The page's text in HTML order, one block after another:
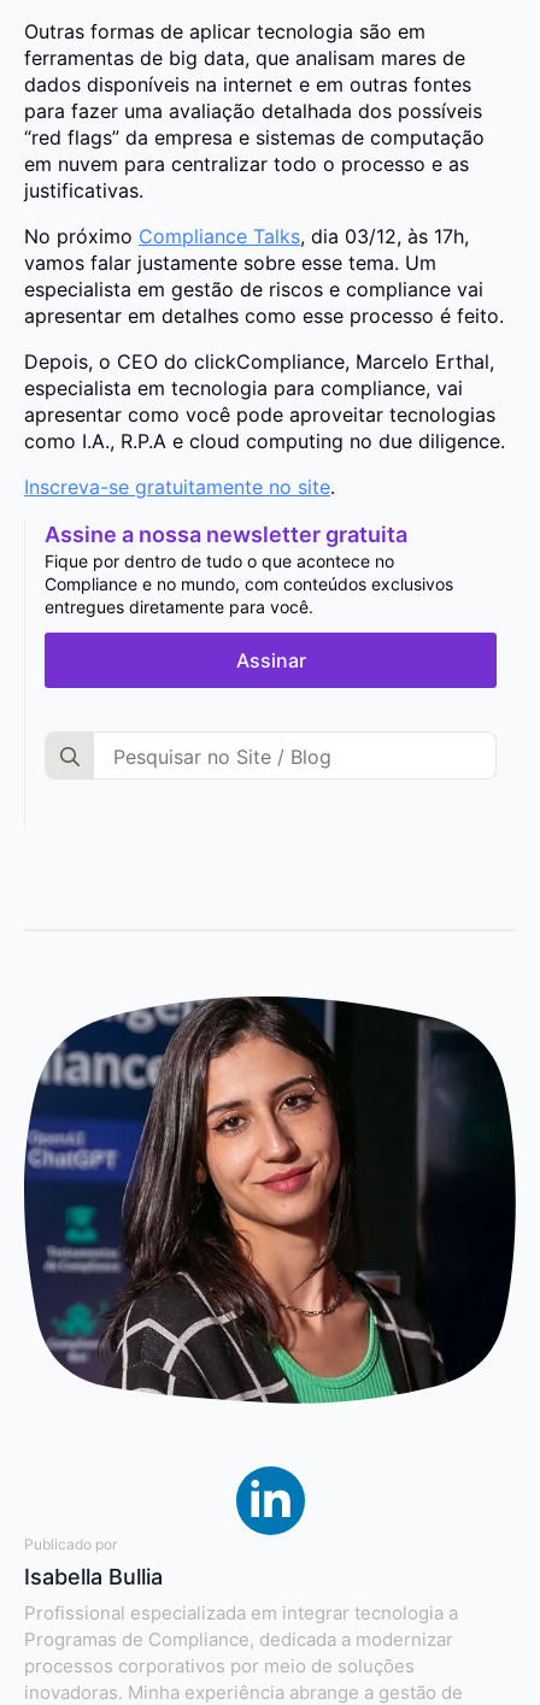
Outras formas de aplicar tecnologia são em
ferramentas de big data, que analisam mares de
dados disponíveis na internet e em outras fontes
para fazer uma avaliação detalhada dos possíveis
“red flags” da empresa e sistemas de computação
em nuvem para centralizar todo o processo e as
justificativas.
No próximo Compliance Talks, dia 03/12, às 17h,
vamos falar justamente sobre esse tema. Um
especialista em gestão de riscos e compliance vai
apresentar em detalhes como esse processo é feito.
Depois, o CEO do clickCompliance, Marcelo Erthal,
especialista em tecnologia para compliance, vai
apresentar como você pode aproveitar tecnologias
como I.A., R.P.A e cloud computing no due diligence.
Inscreva-se gratuitamente no site.
Assine a nossa newsletter gratuita
Fique por dentro de tudo o que acontece no
Compliance e no mundo, com conteúdos exclusivos
entregues diretamente para você.
Assinar
Search
for:
Publicado por
Isabella Bullia
Profissional especializada em integrar tecnologia a
Programas de Compliance, dedicada a modernizar
processos corporativos por meio de soluções
inovadoras. Minha experiência abrange a gestão de